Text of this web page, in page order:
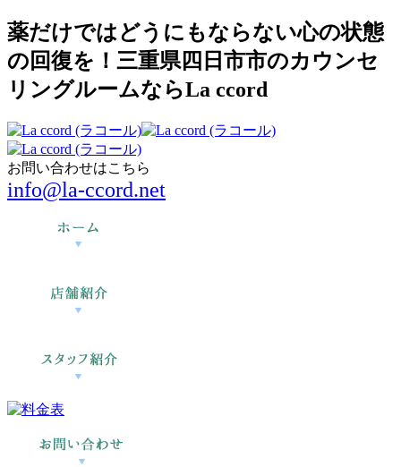
薬だけではどうにもならない心の状態
の回復を！三重県四日市市のカウンセ
リングルームならLa ccord
お問い合わせはこちら
info@la-ccord.net